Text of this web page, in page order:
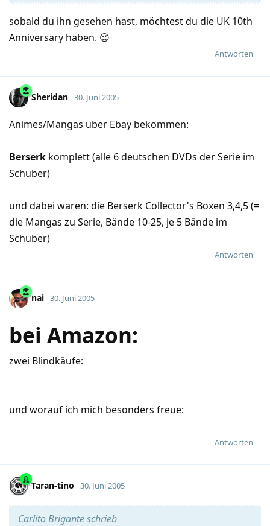
sobald du ihn gesehen hast, möchtest du die UK 10th
Anniversary haben. 😉
Antworten
Sheridan 30. Juni 2005
Animes/Mangas über Ebay bekommen:
Berserk komplett (alle 6 deutschen DVDs der Serie im
Schuber)
und dabei waren: die Berserk Collector's Boxen 3,4,5 (=
die Mangas zu Serie, Bände 10-25, je 5 Bände im
Schuber)
Antworten
nai 30. Juni 2005
bei Amazon:
zwei Blindkäufe:
und worauf ich mich besonders freue:
Antworten
Taran-tino 30. Juni 2005
Carlito Brigante schrieb